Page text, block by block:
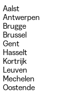
Aalst
Antwerpen
Brugge
Brussel
Gent
Hasselt
Kortrijk
Leuven
Mechelen
Oostende